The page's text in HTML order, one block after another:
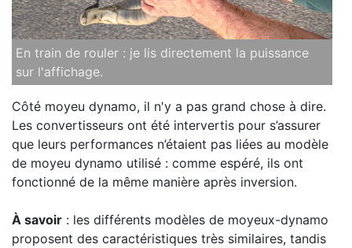
En train de rouler : je lis directement la puissance
sur l'affichage.
Côté moyeu dynamo, il n'y a pas grand chose à dire.
Les convertisseurs ont été intervertis pour s’assurer
que leurs performances n’étaient pas liées au modèle
de moyeu dynamo utilisé : comme espéré, ils ont
fonctionné de la même manière après inversion.
À savoir : les différents modèles de moyeux-dynamo
proposent des caractéristiques très similaires, tandis